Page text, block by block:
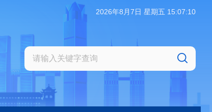
2026年8月7日 星期五 15:07:10